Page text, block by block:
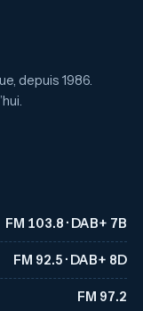
depuis 1986.
FM 103.8 · DAB+ 7B
FM 92.5 · DAB+ 8D
FM 97.2